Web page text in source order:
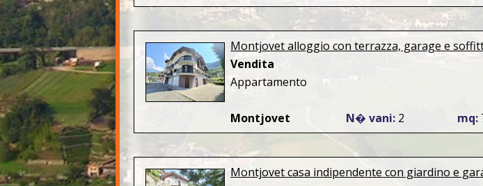
Montjovet alloggio con terrazza, garage e
Vendita
Appartamento
Montjovet N� vani: 2 mq:
Montjovet casa indipendente con giardino e